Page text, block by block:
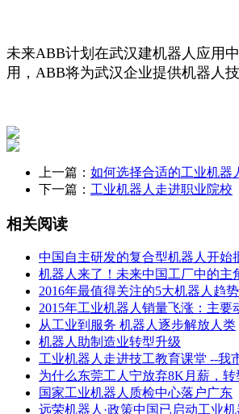
未来ABB计划在武汉建机器人应用
用，ABB将为武汉企业提供机器人
上一篇： 如何选择合适的工业机器
下一篇： 工业机器人走进职业院校
相关阅读
中国自主研发的复合型机器人开始
机器人来了！未来中国工厂中的主
2016年最值得关注的5大机器人趋势
2015年工业机器人销量飞涨：主要
从工业到服务 机器人逐步解放人类
机器人助制造业转型升级
工业机器人走进技工教育课堂 --我
为什么东莞工人宁放弃8K月薪，转
国家工业机器人质检中心落户广东
远荣机器人·政策中国已启动工业